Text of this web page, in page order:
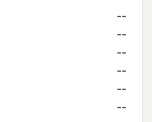
--
--
--
--
--
--